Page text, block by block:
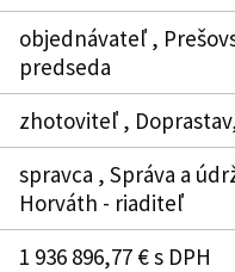
objednávateľ ,
predseda
zhotoviteľ ,
spravca , Správa a
Horváth - riaditeľ
1 936 896,77 € s DPH